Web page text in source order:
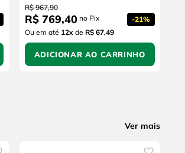
R$ 967,90
R$ 769,40no Pix -21%
Ou em até 12xde R$ 67,49
ADICIONAR AO CARRINHO
Ver mais